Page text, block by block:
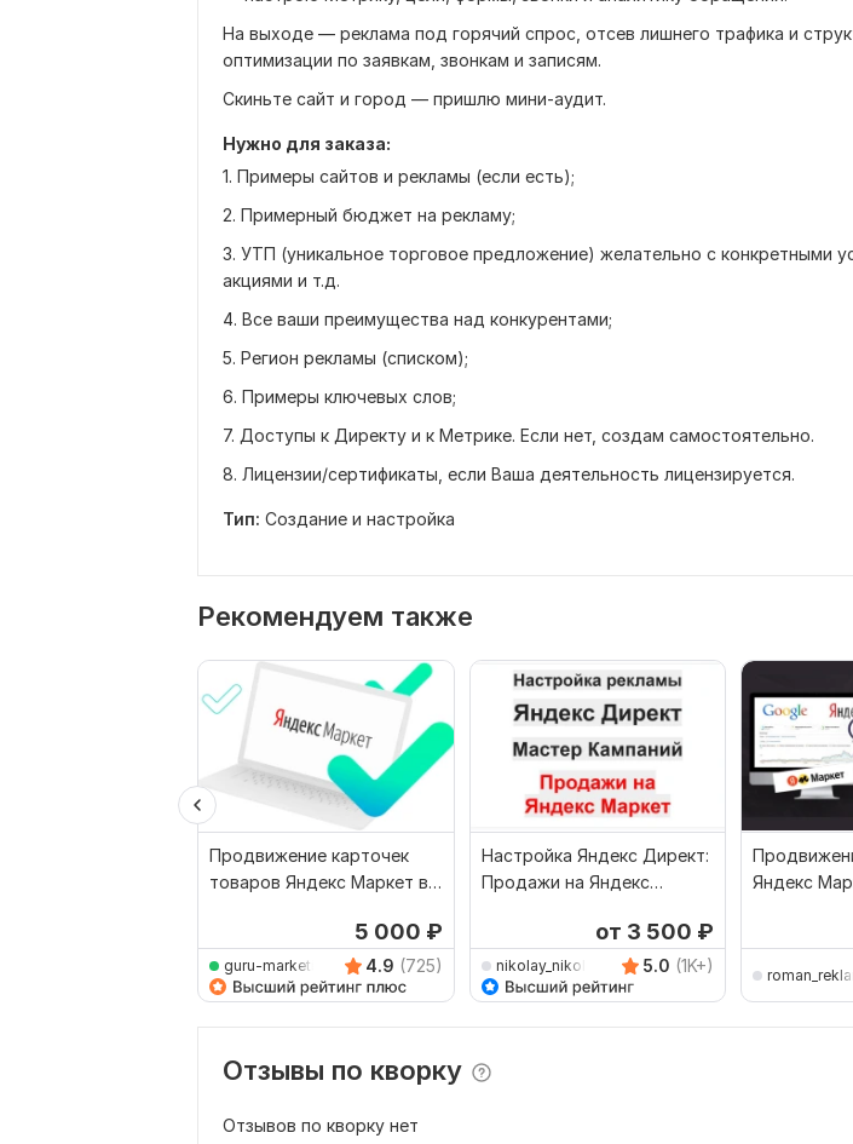
На выходе — реклама под горячий спрос, отсев лишнего трафика и
оптимизации по заявкам, звонкам и записям.
Скиньте сайт и город — пришлю мини-аудит.
Нужно для заказа:
1. Примеры сайтов и рекламы (если есть);
2. Примерный бюджет на рекламу;
3. УТП (уникальное торговое предложение) желательно с конкретными
акциями и т.д.
4. Все ваши преимущества над конкурентами;
5. Регион рекламы (списком);
6. Примеры ключевых слов;
7. Доступы к Директу и к Метрике. Если нет, создам самостоятельно.
8. Лицензии/сертификаты, если Ваша деятельность лицензируется.
Тип: Создание и настройка
Рекомендуем также
Продвижение карточек
товаров Яндекс Маркет в
5 000 ₽
guru-marketing 4.9 (725)
Настройка Яндекс Директ:
Продажи на Яндекс
от 3 500 ₽
nikolay_nikolaevich 5.0 (1K+)
Яндекс
Отзывы по кворку
Отзывов по кворку нет